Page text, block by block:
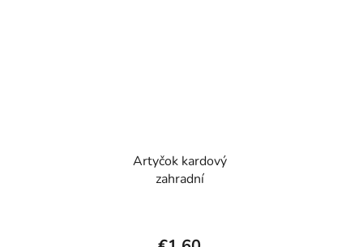
Artyčok kardový
zahradní